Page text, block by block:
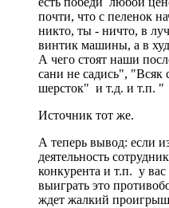
почти, что с пеленок
никто, ты - ничто, в
винтик машины, а в
А чего стоят наши
сани не садись", "Всяк
шерсток" и т.д. и т.п. "
Источник тот же.
А теперь вывод: если
деятельность
конкурента и т.п. у
выиграть это
ждет жалкий